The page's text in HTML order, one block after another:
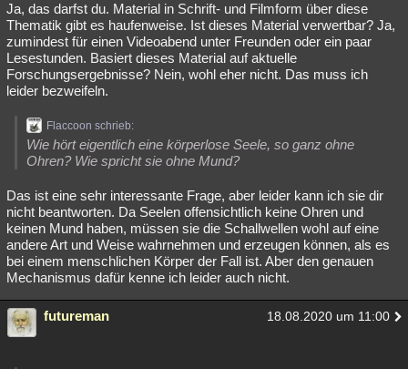
Ja, das darfst du. Material in Schrift- und Filmform über diese
Thematik gibt es haufenweise. Ist dieses Material verwertbar? Ja,
zumindest für einen Videoabend unter Freunden oder ein paar
Lesestunden. Basiert dieses Material auf aktuelle
Forschungsergebnisse? Nein, wohl eher nicht. Das muss ich
leider bezweifeln.
Flaccoon schrieb:
Wie hört eigentlich eine körperlose Seele, so ganz ohne
Ohren? Wie spricht sie ohne Mund?
Das ist eine sehr interessante Frage, aber leider kann ich sie dir
nicht beantworten. Da Seelen offensichtlich keine Ohren und
keinen Mund haben, müssen sie die Schallwellen wohl auf eine
andere Art und Weise wahrnehmen und erzeugen können, als es
bei einem menschlichen Körper der Fall ist. Aber den genauen
Mechanismus dafür kenne ich leider auch nicht.
futureman 18.08.2020 um 11:00